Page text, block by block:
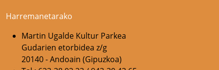
Harremanetarako
Martin Ugalde Kultur Parkea
Gudarien etorbidea z/g
20140 - Andoain (Gipuzkoa)